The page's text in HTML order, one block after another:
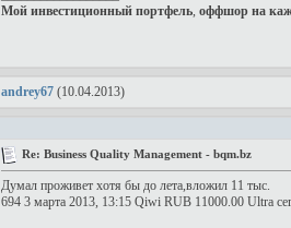
Мой инвестиционный портфель, оффшор на
andrey67 (10.04.2013)
Re: Business Quality Management - bqm.bz
Думал проживет хотя бы до лета,вложил 11 тыс.
694 3 марта 2013, 13:15 Qiwi RUB 11000.00 Ultra